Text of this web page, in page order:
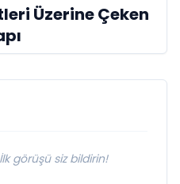
Üzerine Çeken
görüşü siz bildirin!